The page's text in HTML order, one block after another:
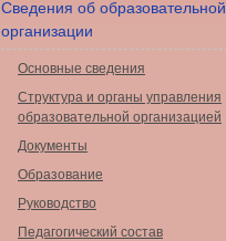
Сведения об образовательной
организации
Основные сведения
Структура и органы управления
образовательной организацией
Документы
Образование
Руководство
Педагогический состав